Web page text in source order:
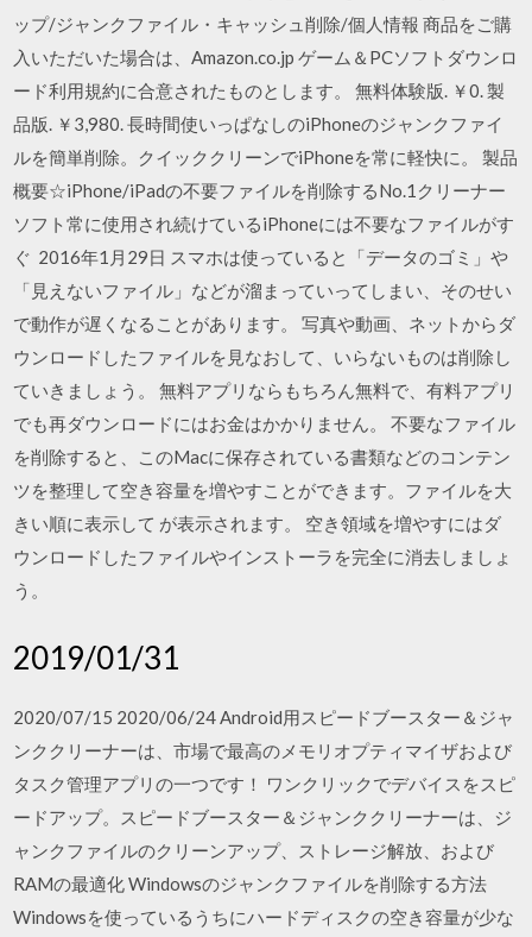
ップ/ジャンクファイル・キャッシュ削除/個人情報 商品をご購
入いただいた場合は、Amazon.co.jp ゲーム＆PCソフトダウンロ
ード利用規約に合意されたものとします。 無料体験版. ￥0. 製
品版. ￥3,980. 長時間使いっぱなしのiPhoneのジャンクファイ
ルを簡単削除。クイッククリーンでiPhoneを常に軽快に。 製品
概要☆iPhone/iPadの不要ファイルを削除するNo.1クリーナー
ソフト常に使用され続けているiPhoneには不要なファイルがす
ぐ 2016年1月29日 スマホは使っていると「データのゴミ」や
「見えないファイル」などが溜まっていってしまい、そのせい
で動作が遅くなることがあります。 写真や動画、ネットからダ
ウンロードしたファイルを見なおして、いらないものは削除し
ていきましょう。 無料アプリならもちろん無料で、有料アプリ
でも再ダウンロードにはお金はかかりません。 不要なファイル
を削除すると、このMacに保存されている書類などのコンテン
ツを整理して空き容量を増やすことができます。ファイルを大
きい順に表示して が表示されます。 空き領域を増やすにはダ
ウンロードしたファイルやインストーラを完全に消去しましょ
う。
2019/01/31
2020/07/15 2020/06/24 Android用スピードブースター＆ジャ
ンククリーナーは、市場で最高のメモリオプティマイザおよび
タスク管理アプリの一つです！ ワンクリックでデバイスをスピ
ードアップ。スピードブースター＆ジャンククリーナーは、ジ
ャンクファイルのクリーンアップ、ストレージ解放、および
RAMの最適化 Windowsのジャンクファイルを削除する方法
Windowsを使っているうちにハードディスクの空き容量が少な